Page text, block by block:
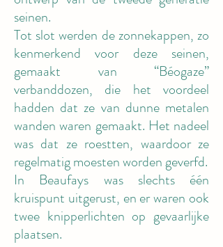
seinen.
Tot slot werden de zonnekappen, zo
kenmerkend voor deze seinen,
gemaakt van “Béogaze”
verbanddozen, die het voordeel
hadden dat ze van dunne metalen
wanden waren gemaakt. Het nadeel
was dat ze roestten, waardoor ze
regelmatig moesten worden geverfd.
In Beaufays was slechts één
kruispunt uitgerust, en er waren ook
twee knipperlichten op gevaarlijke
plaatsen.